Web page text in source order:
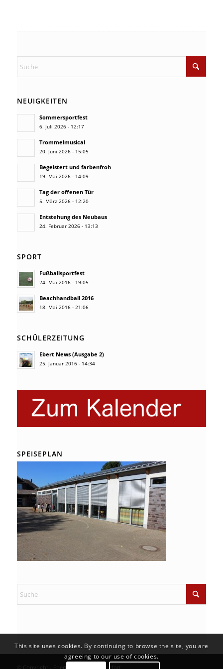
NEUIGKEITEN
Sommersportfest
6. Juli 2026 - 12:17
Trommelmusical
20. Juni 2026 - 15:05
Begeistert und farbenfroh
19. Mai 2026 - 14:09
Tag der offenen Tür
5. März 2026 - 12:20
Entstehung des Neubaus
24. Februar 2026 - 13:13
SPORT
Fußballsportfest
24. Mai 2016 - 19:05
Beachhandball 2016
18. Mai 2016 - 21:06
SCHÜLERZEITUNG
Ebert News (Ausgabe 2)
25. Januar 2016 - 14:34
SPEISEPLAN
© Copyright - Ebertschule Kamp-Lintfort
This site uses cookies. By continuing to browse the site, you are
agreeing to our use of cookies.